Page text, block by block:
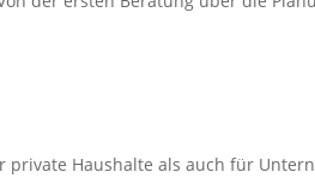
Haushalte als auch für